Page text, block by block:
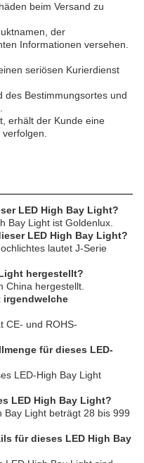
beim Versand zu
der
Informationen versehen.
seriösen Kurierdienst
des Bestimmungsortes und
erhält der Kunde eine
LED High Bay Light?
Bay Light ist Goldenlux.
LED High Bay Light?
lautet J-Serie
hergestellt?
China hergestellt.
irgendwelche
CE- und ROHS-
für dieses LED-
LED-High Bay Light
LED High Bay Light?
Bay Light beträgt 28 bis 999
für dieses LED High Bay